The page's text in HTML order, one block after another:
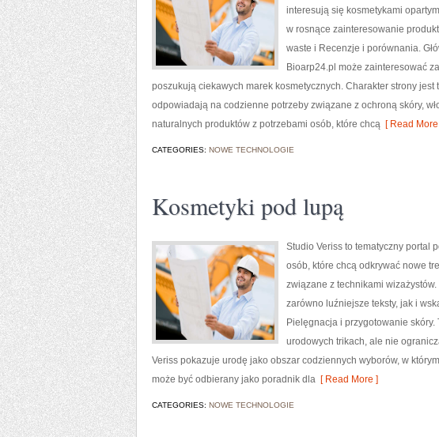
interesują się kosmetykami
w rosnące zainteresowanie
waste i Recenzje i porównania.
Bioarp24.pl może zainteresować
poszukują ciekawych marek kosmetycznych. Charakter strony
odpowiadają na codzienne potrzeby związane z ochroną skóry,
naturalnych produktów z potrzebami osób, które chcą [ Read More
CATEGORIES: NOWE TECHNOLOGIE
Kosmetyki pod lupą
Studio Veriss to tematyczny portal
osób, które chcą odkrywać nowe
związane z technikami
zarówno luźniejsze teksty, jak i
Pielęgnacja i przygotowanie
urodowych trikach, ale nie
Veriss pokazuje urodę jako obszar codziennych wyborów, w
może być odbierany jako poradnik dla [ Read More ]
CATEGORIES: NOWE TECHNOLOGIE